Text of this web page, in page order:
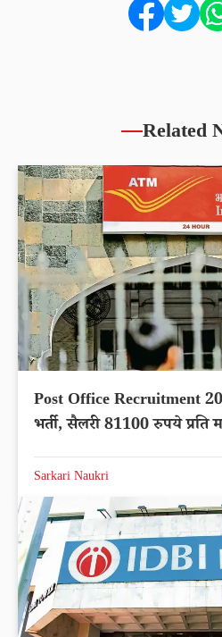
Related
Post Office Recruitment
भर्ती, सैलरी 81100 रुपये प्रति
Sarkari Naukri